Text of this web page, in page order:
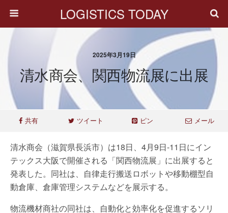
LOGISTICS TODAY
2025年3月19日
清水商会、関西物流展に出展
共有 ツイート ピン メール
清水商会（滋賀県長浜市）は18日、4月9日-11日にイン
テックス大阪で開催される「関西物流展」に出展すると
発表した。同社は、自律走行搬送ロボットや移動棚型自
動倉庫、倉庫管理システムなどを展示する。
物流機材商社の同社は、自動化と効率化を促進するソリ